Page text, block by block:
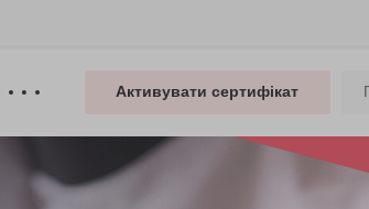
Активувати сертифікат